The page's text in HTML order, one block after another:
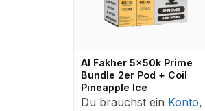
Al Fakher 5x50k Prime
Bundle 2er Pod + Coil
Pineapple Ice
Du brauchst ein Konto,